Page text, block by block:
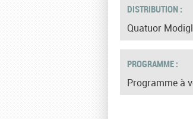
DISTRIBUTION :
Quatuor
PROGRAMME :
Programme à